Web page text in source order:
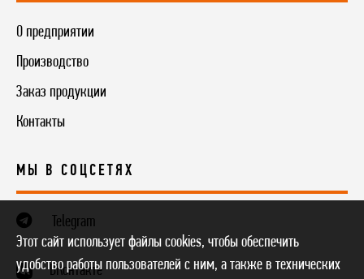
О предприятии
Производство
Заказ продукции
Контакты
МЫ В СОЦСЕТЯХ
Telegram
ВКонтакте
Этот сайт использует файлы cookies, чтобы обеспечить
удобство работы пользователей с ним, а также в технических